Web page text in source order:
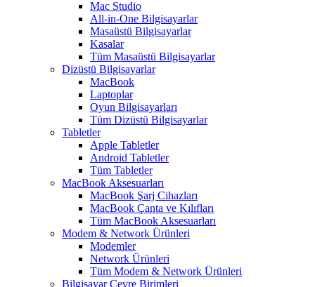
Mac Studio
All-in-One Bilgisayarlar
Masaüstü Bilgisayarlar
Kasalar
Tüm Masaüstü Bilgisayarlar
Dizüstü Bilgisayarlar
MacBook
Laptoplar
Oyun Bilgisayarları
Tüm Dizüstü Bilgisayarlar
Tabletler
Apple Tabletler
Android Tabletler
Tüm Tabletler
MacBook Aksesuarları
MacBook Şarj Cihazları
MacBook Çanta ve Kılıfları
Tüm MacBook Aksesuarları
Modem & Network Ürünleri
Modemler
Network Ürünleri
Tüm Modem & Network Ürünleri
Bilgisayar Çevre Birimleri